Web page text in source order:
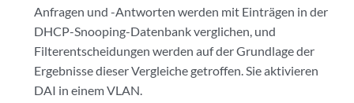
Anfragen und -Antworten werden mit Einträgen in der
DHCP-Snooping-Datenbank verglichen, und
Filterentscheidungen werden auf der Grundlage der
Ergebnisse dieser Vergleiche getroffen. Sie aktivieren
DAI in einem VLAN.